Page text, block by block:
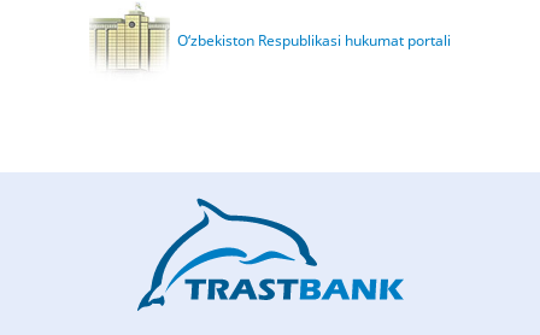
O‘zbekiston Respublikasi hukumat portali